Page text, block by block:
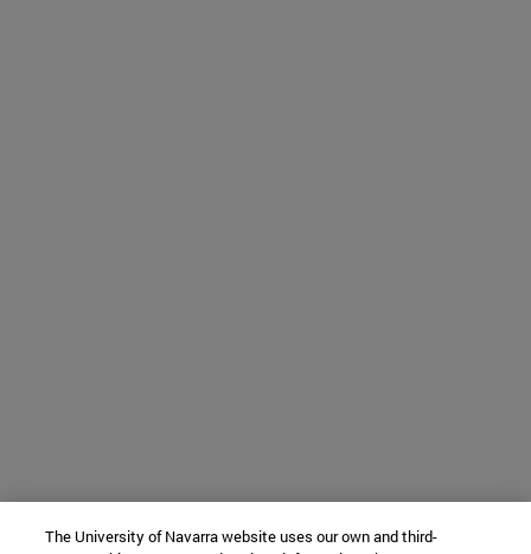
The University of Navarra website uses our own and third-